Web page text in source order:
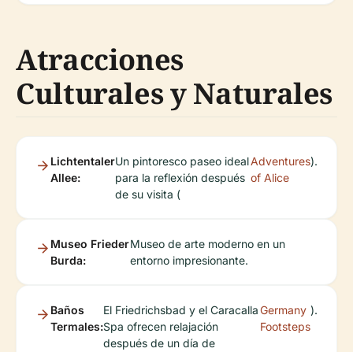
Atracciones
Culturales y Naturales
Lichtentaler
Allee:
Un pintoresco paseo ideal
para la reflexión después
de su visita (
Adventures
of Alice
).
Museo Frieder
Burda:
Museo de arte moderno en un
entorno impresionante.
Baños
Termales:
El Friedrichsbad y el Caracalla
Spa ofrecen relajación
después de un día de
Germany
Footsteps
).